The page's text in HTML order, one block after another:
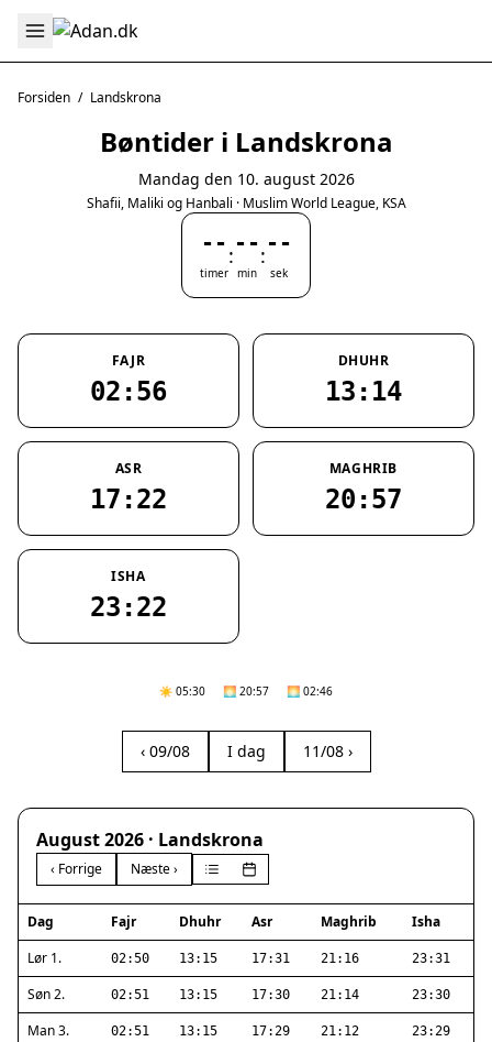
Forsiden / Landskrona
Bøntider i Landskrona
Mandag den 10. august 2026
Shafii, Maliki og Hanbali · Muslim World League, KSA
--
timer
:--
min
:--
sek
FAJR
02:56
DHUHR
13:14
ASR
17:22
MAGHRIB
20:57
ISHA
23:22
☀️ 05:30 🌅 20:57 🌅 02:46
‹ 09/08 I dag 11/08 ›
August 2026 · Landskrona
‹ Forrige Næste ›
Dag Fajr Dhuhr Asr Maghrib
Isha
Lør 1.
02:50 13:15 17:31 21:16 23:31
Søn 2. 02:51 13:15 17:30 21:14 23:30
Man 3. 02:51 13:15 17:29 21:12 23:29